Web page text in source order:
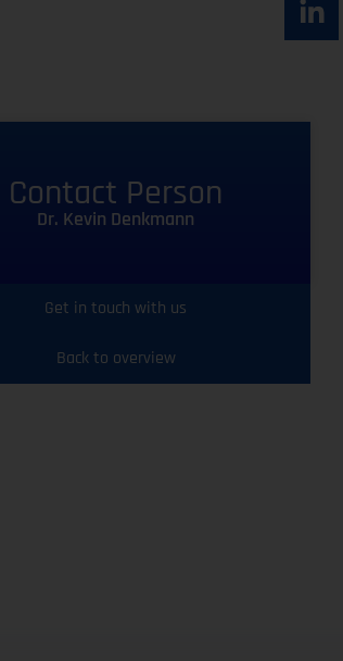
Contact Person
Dr. Kevin Denkmann
Get in touch with us
Back to overview